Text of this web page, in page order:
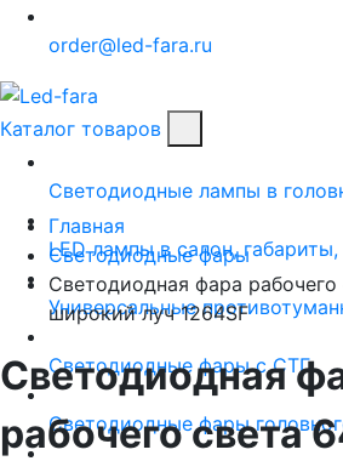
order@led-fara.ru
Каталог товаров
Светодиодные лампы в
LED лампы в салон,
Универсальные
Светодиодные фары с СТГ
Светодиодные фары
Главная
Светодиодные фары
Светодиодная фара рабочего
широкий луч 1264SF
Светодиодная
рабочего света